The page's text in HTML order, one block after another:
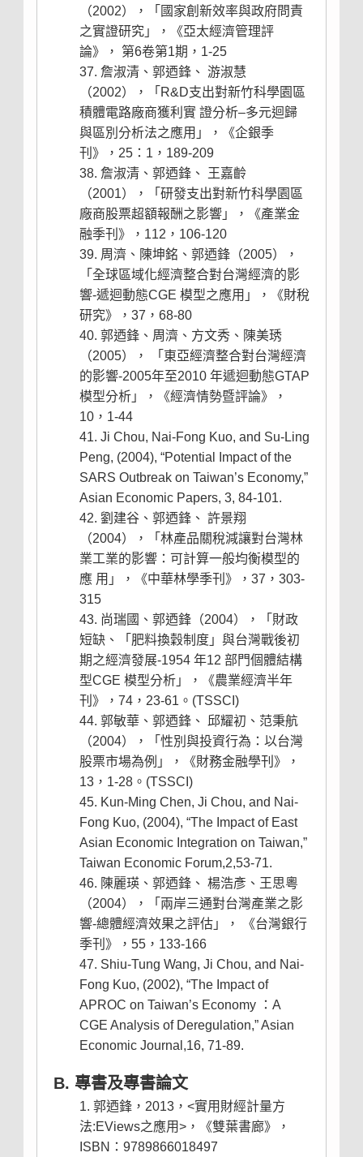
（2002），「國家創新效率與政府問責
之實證研究」，《亞太經濟管理評
論》， 第6卷第1期，1-25
詹淑清、郭迺鋒、 游淑慧
（2002），「R&D支出對新竹科學園區
積體電路廠商獲利實 證分析–多元迴歸
與區別分析法之應用」，《企銀季
刊》，25：1，189-209
詹淑清、郭迺鋒、 王嘉齡
（2001），「研發支出對新竹科學園區
廠商股票超額報酬之影響」，《產業金
融季刊》，112，106-120
周濟、陳坤銘、郭迺鋒（2005），
「全球區域化經濟整合對台灣經濟的影
響-遞迴動態CGE 模型之應用」，《財稅
研究》，37，68-80
郭迺鋒、周濟、方文秀、陳美琇
（2005）， 「東亞經濟整合對台灣經濟
的影響-2005年至2010 年遞迴動態GTAP
模型分析」，《經濟情勢暨評論》，
10，1-44
Ji Chou, Nai-Fong Kuo, and Su-Ling
Peng, (2004), “Potential Impact of the
SARS Outbreak on Taiwan’s Economy,”
Asian Economic Papers, 3, 84-101.
劉建谷、郭迺鋒、 許景翔
（2004），「林產品關稅減讓對台灣林
業工業的影響：可計算一般均衡模型的
應 用」，《中華林學季刊》，37，303-
315
尚瑞國、郭迺鋒（2004），「財政
短缺、「肥料換穀制度」與台灣戰後初
期之經濟發展-1954 年12 部門個體結構
型CGE 模型分析」，《農業經濟半年
刊》，74，23-61。(TSSCI)
郭敏華、郭迺鋒、 邱耀初、范秉航
（2004），「性別與投資行為：以台灣
股票市場為例」，《財務金融學刊》，
13，1-28。(TSSCI)
Kun-Ming Chen, Ji Chou, and Nai-
Fong Kuo, (2004), “The Impact of East
Asian Economic Integration on Taiwan,”
Taiwan Economic Forum,2,53-71.
陳麗瑛、郭迺鋒、 楊浩彥、王思粵
（2004），「兩岸三通對台灣產業之影
響-總體經濟效果之評估」， 《台灣銀行
季刊》，55，133-166
Shiu-Tung Wang, Ji Chou, and Nai-
Fong Kuo, (2002), “The Impact of
APROC on Taiwan’s Economy ：A
CGE Analysis of Deregulation,” Asian
Economic Journal,16, 71-89.
B. 專書及專書論文
郭迺鋒，2013，<實用財經計量方
法:EViews之應用>，《雙葉書廊》，
ISBN：9789866018497